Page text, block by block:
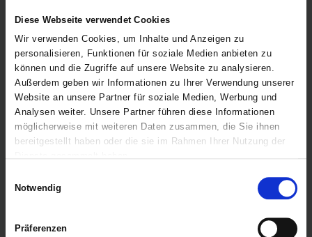
Diese Webseite verwendet Cookies
Wir verwenden Cookies, um Inhalte und Anzeigen zu
personalisieren, Funktionen für soziale Medien anbieten zu
können und die Zugriffe auf unsere Website zu analysieren.
Außerdem geben wir Informationen zu Ihrer Verwendung unserer
Website an unsere Partner für soziale Medien, Werbung und
Analysen weiter. Unsere Partner führen diese Informationen
möglicherweise mit weiteren Daten zusammen, die Sie ihnen
bereitgestellt haben oder die sie im Rahmen Ihrer Nutzung der
Notwendig
Präferenzen
Marktwert und Zielwert